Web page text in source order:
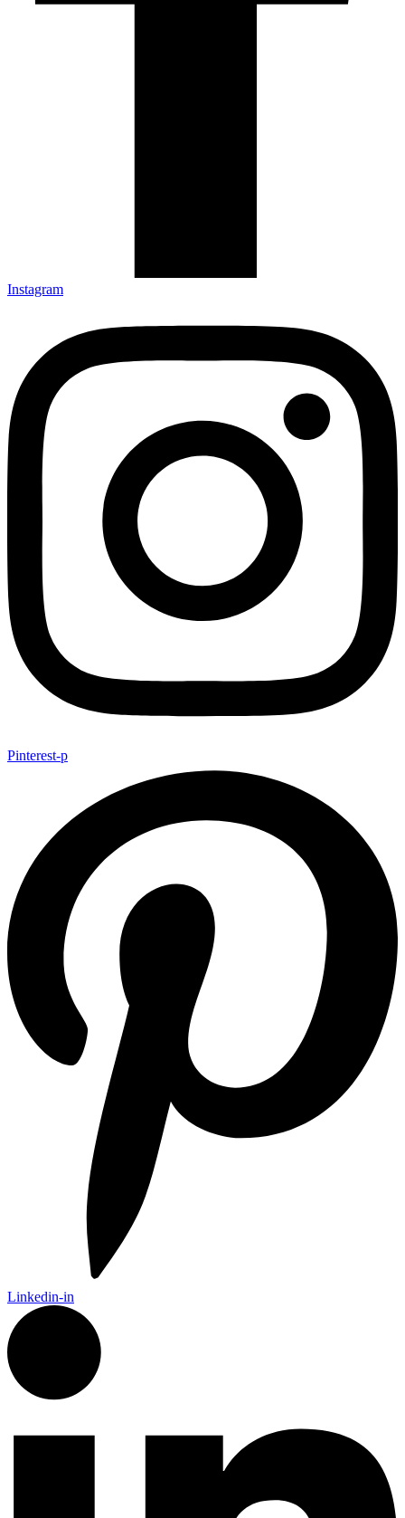
Instagram
Pinterest-p
Linkedin-in